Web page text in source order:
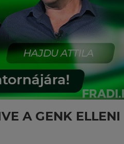
A GENK ELLENI